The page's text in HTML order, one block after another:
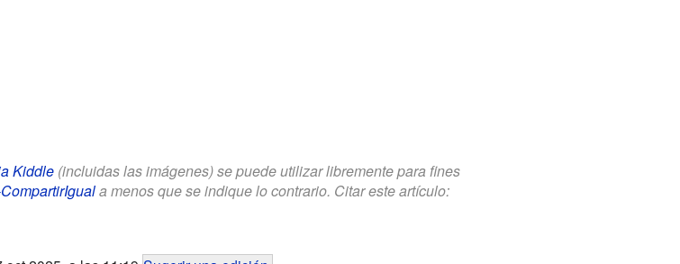
Kiddle(incluidas las imágenes) se puede utilizar libremente para fines
a menos que se indique lo contrario. Citar este artículo: